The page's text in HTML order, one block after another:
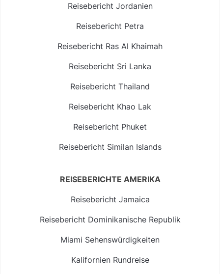
Reisebericht Jordanien
Reisebericht Petra
Reisebericht Ras Al Khaimah
Reisebericht Sri Lanka
Reisebericht Thailand
Reisebericht Khao Lak
Reisebericht Phuket
Reisebericht Similan Islands
REISEBERICHTE AMERIKA
Reisebericht Jamaica
Reisebericht Dominikanische Republik
Miami Sehenswürdigkeiten
Kalifornien Rundreise